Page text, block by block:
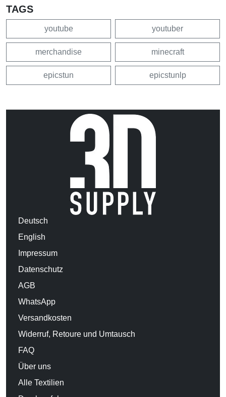
TAGS
youtube youtuber
merchandise minecraft
epicstun epicstunlp
Deutsch
English
Impressum
Datenschutz
AGB
WhatsApp
Versandkosten
Widerruf, Retoure und Umtausch
FAQ
Über uns
Alle Textilien